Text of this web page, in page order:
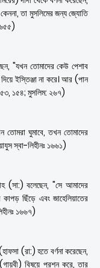
তা মুসলিমের জন্য জ্যোতি
"যখন তোমাদের কেউ পেশাব
ইস্তিঞ্জা না করে। আর (পান
১৫৪; মুসলিম: ২৬৭)
তোমরা ঘুমাবে, তখন তোমাদের
স্বা-লিহীনঃ ১৬৬১)
(সা:) বলেছেন, "সে আমাদের
ছিঁড়ে এবং জাহেলিয়াতের
১৬৬৭)
(রা:) হতে বর্ণনা করেছেন,
বিষয়ে প্রশ্ন করে, তার